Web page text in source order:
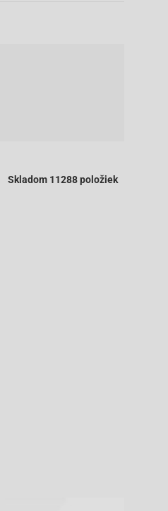
Skladom 11288 položiek